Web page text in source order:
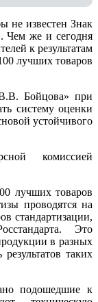
не известен Знак
Чем же и сегодня
к результатам
лучших товаров
Бойцова» при
систему оценки
устойчивого
комиссией
лучших товаров
проводятся на
стандартизации,
Это
в разных
таких
подошедшие к